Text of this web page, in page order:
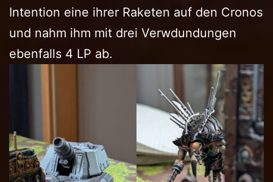
Intention eine ihrer Raketen auf den Cronos
und nahm ihm mit drei Verwdundungen
ebenfalls 4 LP ab.